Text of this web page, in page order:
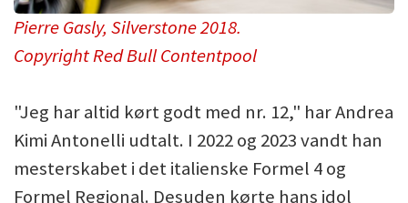
Pierre Gasly, Silverstone 2018.
Copyright Red Bull Contentpool
"Jeg har altid kørt godt med nr. 12," har Andrea
Kimi Antonelli udtalt. I 2022 og 2023 vandt han
mesterskabet i det italienske Formel 4 og
Formel Regional. Desuden kørte hans idol